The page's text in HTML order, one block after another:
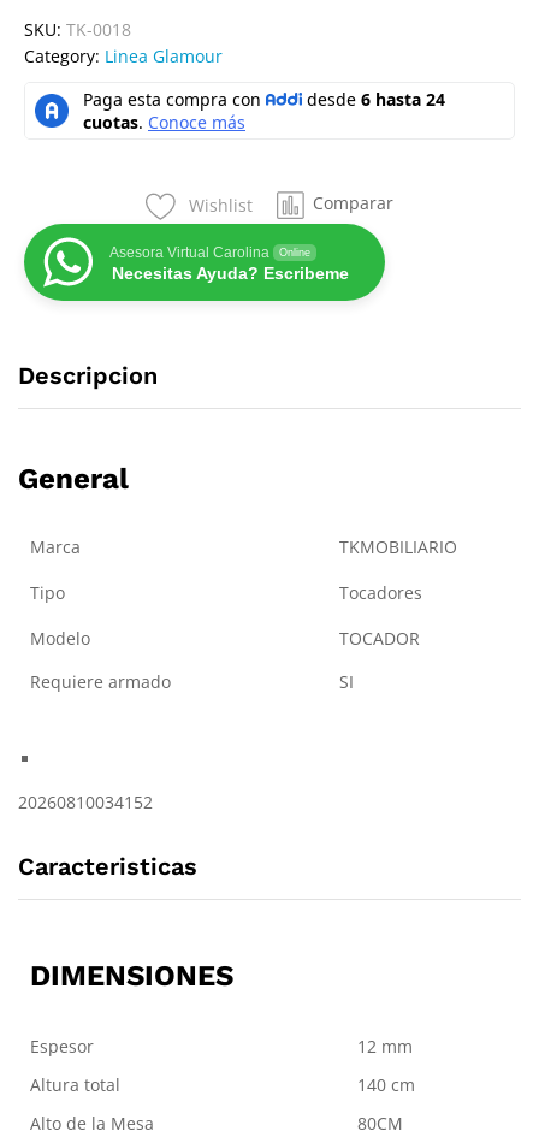
SKU: TK-0018
Category: Linea Glamour
Wishlist Comparar
Asesora Virtual Carolina Online
Necesitas Ayuda? Escribeme
Descripcion
General
Marca
TKMOBILIARIO
Tipo
Tocadores
Modelo
TOCADOR
Requiere armado
SI
20260810034152
Caracteristicas
DIMENSIONES
Espesor
12 mm
Altura total
140 cm
Alto de la Mesa
80CM